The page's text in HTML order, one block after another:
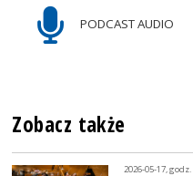
PODCAST AUDIO
Zobacz także
2026-05-17,